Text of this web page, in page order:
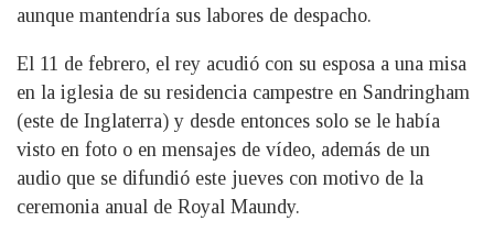
aunque mantendría sus labores de despacho.
El 11 de febrero, el rey acudió con su esposa a una misa
en la iglesia de su residencia campestre en Sandringham
(este de Inglaterra) y desde entonces solo se le había
visto en foto o en mensajes de vídeo, además de un
audio que se difundió este jueves con motivo de la
ceremonia anual de Royal Maundy.